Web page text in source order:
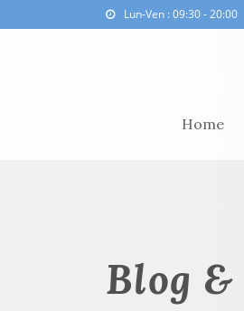
Lun-Ven : 09:30 - 20:00
Home
Blog